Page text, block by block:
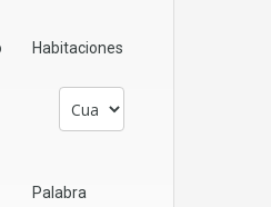
Habitaciones
Palabra